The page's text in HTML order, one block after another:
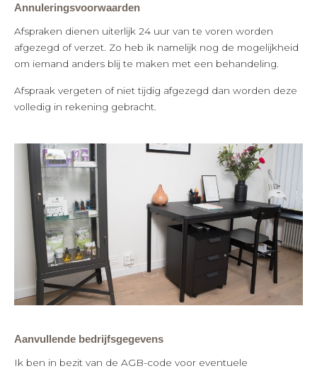
Annuleringsvoorwaarden
Afspraken dienen uiterlijk 24 uur van te voren worden
afgezegd of verzet. Zo heb ik namelijk nog de mogelijkheid
om iemand anders blij te maken met een behandeling.
Afspraak vergeten of niet tijdig afgezegd dan worden deze
volledig in rekening gebracht.
Aanvullende bedrijfsgegevens
Ik ben in bezit van de AGB-code voor eventuele